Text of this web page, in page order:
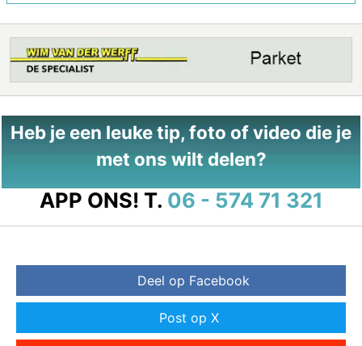
Heb je een leuke tip, foto of video die je
met ons wilt delen?
APP ONS! T. 06 - 574 71 321
Deel op Facebook
Post op X